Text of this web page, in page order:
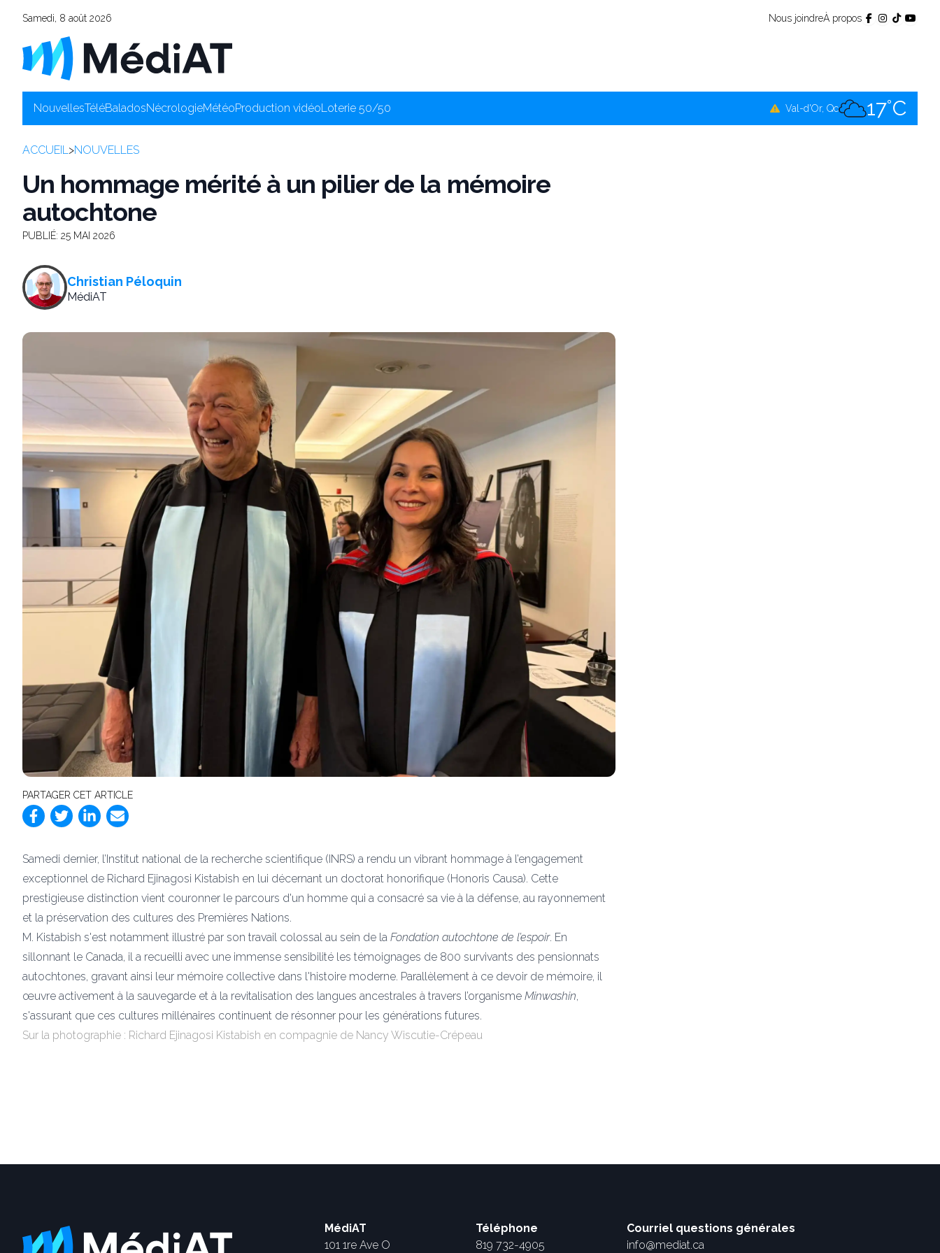
Samedi, 8 août 2026 Nous joindreÀ propos
NouvellesTéléBaladosNécrologieMétéoProduction vidéoLoterie 50/50 Val-d'Or, Qc 17°C
ACCUEIL>NOUVELLES
Un hommage mérité à un pilier de la mémoire
autochtone
PUBLIÉ: 25 MAI 2026
Christian Péloquin
MédiAT
PARTAGER CET ARTICLE
Samedi dernier, l’Institut national de la recherche scientifique (INRS) a rendu un vibrant hommage à l’engagement
exceptionnel de Richard Ejinagosi Kistabish en lui décernant un doctorat honorifique (Honoris Causa). Cette
prestigieuse distinction vient couronner le parcours d'un homme qui a consacré sa vie à la défense, au rayonnement
et la préservation des cultures des Premières Nations.
M. Kistabish s'est notamment illustré par son travail colossal au sein de la Fondation autochtone de l’espoir. En
sillonnant le Canada, il a recueilli avec une immense sensibilité les témoignages de 800 survivants des pensionnats
autochtones, gravant ainsi leur mémoire collective dans l'histoire moderne. Parallèlement à ce devoir de mémoire, il
œuvre activement à la sauvegarde et à la revitalisation des langues ancestrales à travers l’organisme Minwashin,
s'assurant que ces cultures millénaires continuent de résonner pour les générations futures.
Sur la photographie : Richard Ejinagosi Kistabish en compagnie de Nancy Wiscutie-Crépeau
MédiAT
101 1re Ave O
Téléphone
819 732-4905
Courriel questions générales
info@mediat.ca